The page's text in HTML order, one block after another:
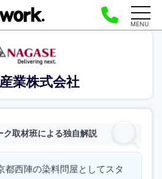
MENU
業株式会社
ク取材班による独自解説
都西陣の染料問屋としてスタ